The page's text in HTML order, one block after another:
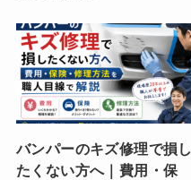
バンパーのキズ修理で損し
たくない方へ｜費用・保